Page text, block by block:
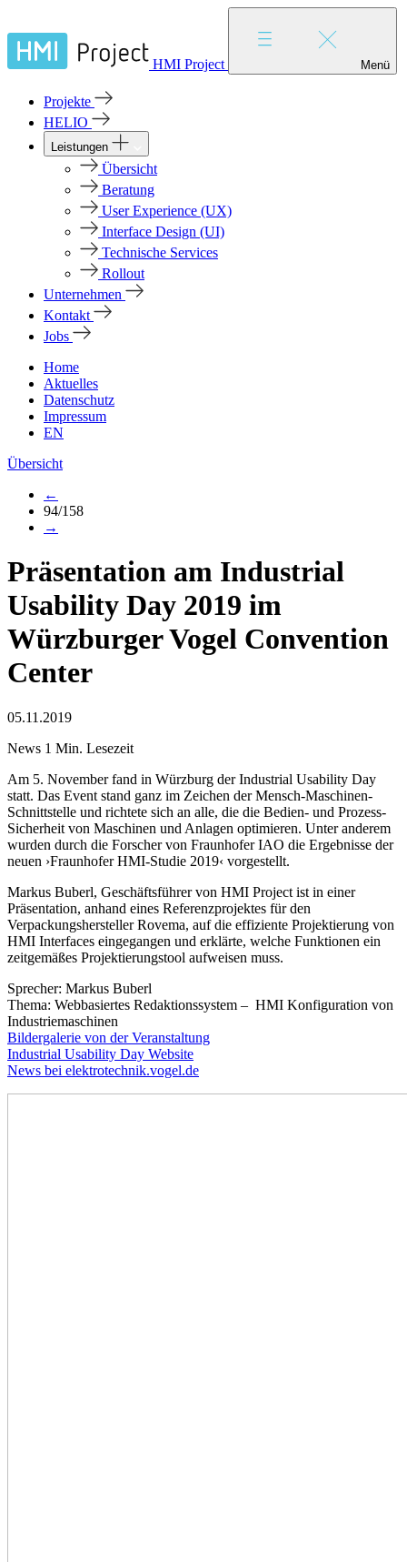
HMI Project Menü
Projekte
HELIO
Leistungen
Übersicht
Beratung
User Experience (UX)
Interface Design (UI)
Technische Services
Rollout
Unternehmen
Kontakt
Jobs
Home
Aktuelles
Datenschutz
Impressum
EN
Übersicht
←
94/158
→
Präsentation am Industrial
Usability Day 2019 im
Würzburger Vogel Convention
Center
05.11.2019
News 1 Min. Lesezeit
Am 5. November fand in Würzburg der Industrial Usability Day
statt. Das Event stand ganz im Zeichen der Mensch-Maschinen-
Schnittstelle und richtete sich an alle, die die Bedien- und Prozess-
Sicherheit von Maschinen und Anlagen optimieren. Unter anderem
wurden durch die Forscher von Fraunhofer IAO die Ergebnisse der
neuen ›Fraunhofer HMI-Studie 2019‹ vorgestellt.
Markus Buberl, Geschäftsführer von HMI Project ist in einer
Präsentation, anhand eines Referenzprojektes für den
Verpackungshersteller Rovema, auf die effiziente Projektierung von
HMI Interfaces eingegangen und erklärte, welche Funktionen ein
zeitgemäßes Projektierungstool aufweisen muss.
Sprecher: Markus Buberl
Thema: Webbasiertes Redaktionssystem – HMI Konfiguration von
Industriemaschinen
Bildergalerie von der Veranstaltung
Industrial Usability Day Website
News bei elektrotechnik.vogel.de